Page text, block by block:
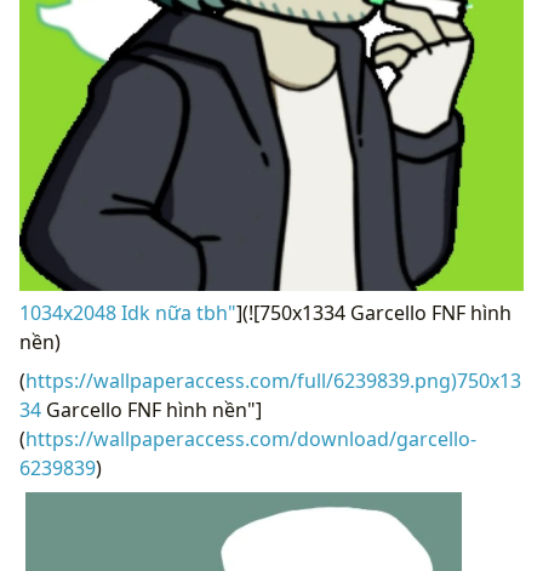
1034x2048 Idk nữa tbh"](![750x1334 Garcello FNF hình
nền)
(https://wallpaperaccess.com/full/6239839.png)750x13
34 Garcello FNF hình nền"]
(https://wallpaperaccess.com/download/garcello-
6239839)